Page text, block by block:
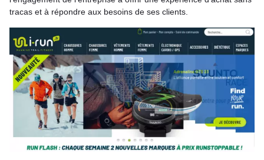
tracas et à répondre aux besoins de ses clients.